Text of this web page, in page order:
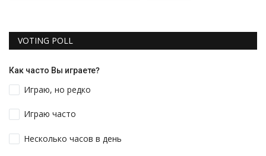
VOTING POLL
Как часто Вы играете?
Играю, но редко
Играю часто
Несколько часов в день